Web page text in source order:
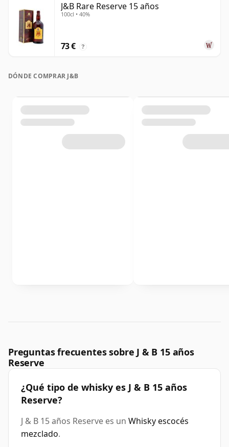
J&B Rare Reserve 15 años
100cl • 40%
73 € ?
DÓNDE COMPRAR J&B
Preguntas frecuentes sobre J & B 15 años
Reserve
¿Qué tipo de whisky es J & B 15 años
Reserve?
J & B 15 años Reserve es un Whisky escocés
mezclado.